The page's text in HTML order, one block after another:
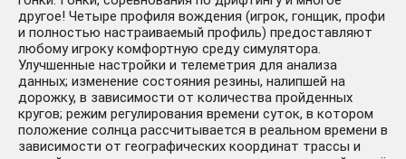
Assetto Corsa🔑Steam Ключ
РФ+СНГ
163 ₽
другое! Четыре профиля вождения (игрок, гонщик, профи
и полностью настраиваемый профиль) предоставляют
любому игроку комфортную среду симулятора.
Улучшенные настройки и телеметрия для анализа
данных; изменение состояния резины, налипшей на
дорожку, в зависимости от количества пройденных
кругов; режим регулирования времени суток, в котором
положение солнца рассчитывается в реальном времени в
зависимости от географических координат трассы и